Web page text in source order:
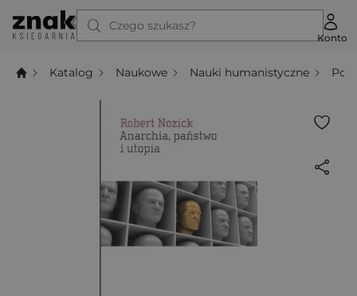
Czego szukasz?
Konto
Katalog Naukowe Nauki humanistyczne